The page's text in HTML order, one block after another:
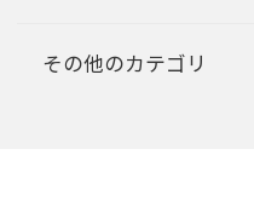
その他のカテゴリ